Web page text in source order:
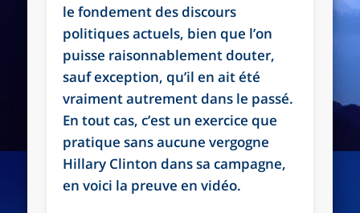
le fondement des discours
politiques actuels, bien que l’on
puisse raisonnablement douter,
sauf exception, qu’il en ait été
vraiment autrement dans le passé.
En tout cas, c’est un exercice que
pratique sans aucune vergogne
Hillary Clinton dans sa campagne,
en voici la preuve en vidéo.